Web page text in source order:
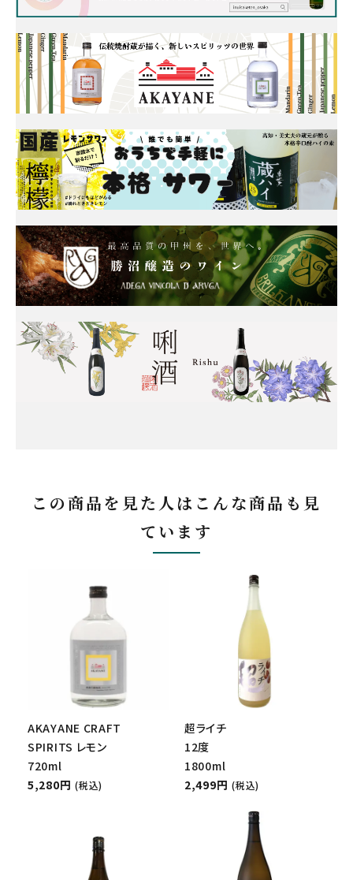
この商品を見た人はこんな商品も見
ています
AKAYANE CRAFT
SPIRITS レモン
720ml
5,280円 (税込)
超ライチ
12度
1800ml
2,499円 (税込)